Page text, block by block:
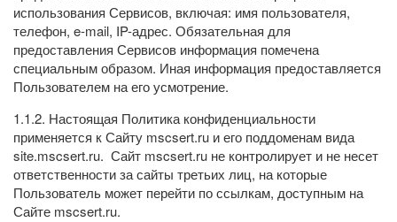
использования Сервисов, включая: имя пользователя,
телефон, e-mail, IP-адрес. Обязательная для
предоставления Сервисов информация помечена
специальным образом. Иная информация предоставляется
Пользователем на его усмотрение.
1.1.2. Настоящая Политика конфиденциальности
применяется к Сайту mscsert.ru и его поддоменам вида
site.mscsert.ru. Сайт mscsert.ru не контролирует и не несет
ответственности за сайты третьих лиц, на которые
Пользователь может перейти по ссылкам, доступным на
Сайте mscsert.ru.